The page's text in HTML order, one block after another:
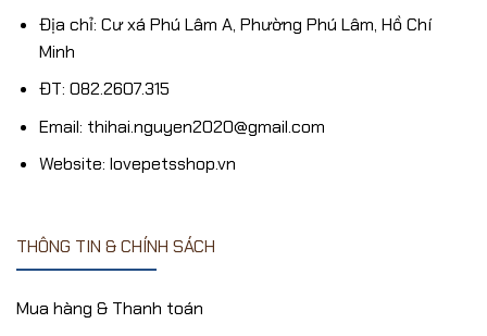
Địa chỉ: Cư xá Phú Lâm A, Phường Phú Lâm, Hồ Chí
Minh
ĐT: 082.2607.315
Email: thihai.nguyen2020@gmail.com
Website: lovepetsshop.vn
THÔNG TIN & CHÍNH SÁCH
Mua hàng & Thanh toán